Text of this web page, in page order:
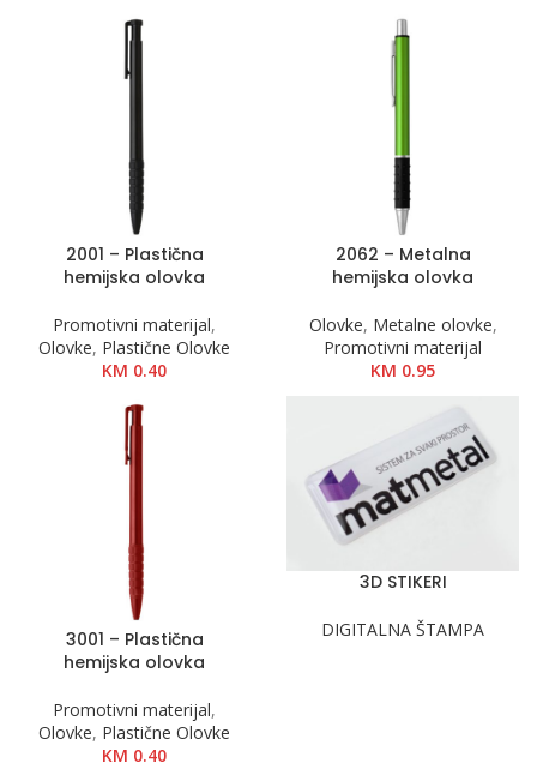
2001 – Plastična
hemijska olovka
Promotivni materijal,
Olovke, Plastične Olovke
KM 0.40
2062 – Metalna
hemijska olovka
Olovke, Metalne olovke,
Promotivni materijal
KM 0.95
3001 – Plastična
hemijska olovka
Promotivni materijal,
Olovke, Plastične Olovke
KM 0.40
3D STIKERI
DIGITALNA ŠTAMPA